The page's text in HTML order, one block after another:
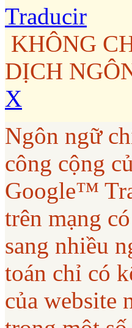
Traducir
KHÔNG
DỊCH
X
Ngôn ngữ
công cộng
Google™
trên mạng
sang nhiều
toán chỉ có
của website